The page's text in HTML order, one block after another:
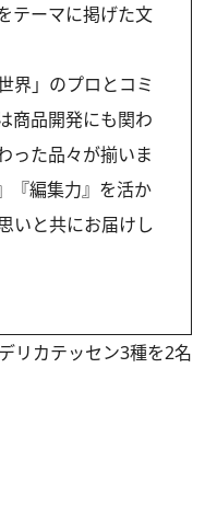
テーマに掲げた文
界」のプロとコミ
商品開発にも関わ
った品々が揃いま
『編集力』を活か
いと共にお届けし
リカテッセン3種を2名